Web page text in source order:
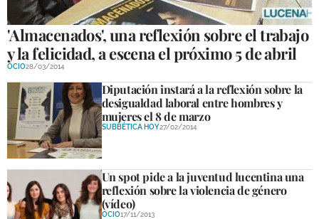
GALERÍAS
'Almacenados', una reflexión sobre el trabajo
y la felicidad, a escena el próximo 5 de abril
OCIO28/03/2014
Diputación instará a la reflexión sobre la
desigualdad laboral entre hombres y
mujeres el 8 de marzo
SUBBÉTICA HOY27/02/2014
Un spot pide a la juventud lucentina una
reflexión sobre la violencia de género
(vídeo)
OCIO17/11/2013